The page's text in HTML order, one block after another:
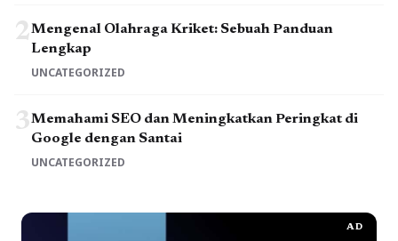
2Mengenal Olahraga Kriket: Sebuah Panduan
Lengkap
UNCATEGORIZED
3Memahami SEO dan Meningkatkan Peringkat di
Google dengan Santai
UNCATEGORIZED
AD